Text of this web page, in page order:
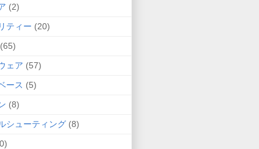
(2)
ティー (20)
(65)
ェア (57)
ース (5)
(8)
シューティング (8)